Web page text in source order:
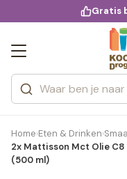
Gratis
Zoeken
Categorieën
Merken
Home›Eten & Drinken›
2x Mattisson Mct Olie
(500 ml)